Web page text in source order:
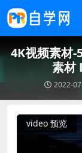
4K视频素材-
素材
2022-
video 预览